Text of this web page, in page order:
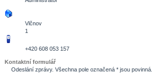
Vlčnov
1
+420 608 053 157
Kontaktní formulář
Odeslání zprávy. Všechna pole označená * jsou povinná.